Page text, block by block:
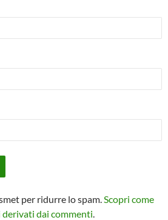
per ridurre lo spam. Scopri come
dai commenti